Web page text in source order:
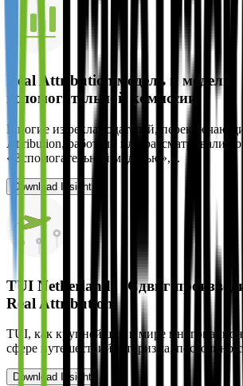
Real Attribution модель и модель
вспомогательной комиссии
Многие из рекламодателей,
Attribution, работали или рассматривали
«Вспомогательной моделью»,...
Download Insight
TUI Netherlands | Сдвиг
Real Attribution
TUI, как крупнейший в мире
сфере путешествий и туризма, постоянно
Download Insight